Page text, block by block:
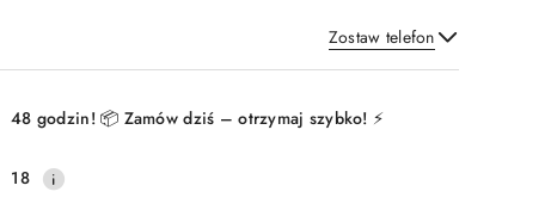
Zostaw telefon
Wyślij
48 godzin! 📦 Zamów dziś – otrzymaj szybko! ⚡
18